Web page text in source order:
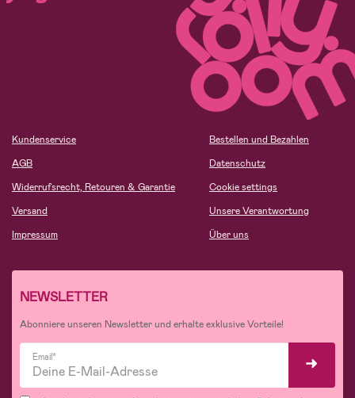
Kundenservice
AGB
Widerrufsrecht, Retouren & Garantie
Versand
Impressum
Bestellen und Bezahlen
Datenschutz
Cookie settings
Unsere Verantwortung
Über uns
NEWSLETTER
Abonniere unseren Newsletter und erhalte exklusive Vorteile!
Email*